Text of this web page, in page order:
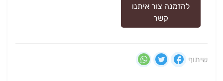
להזמנה צור איתנו
קשר
שיתוף